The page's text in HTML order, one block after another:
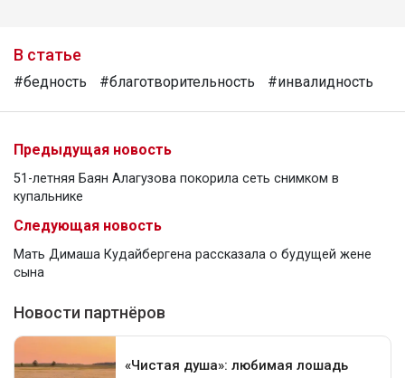
В статье
#бедность #благотворительность #инвалидность
Предыдущая новость
51-летняя Баян Алагузова покорила сеть снимком в
купальнике
Следующая новость
Мать Димаша Кудайбергена рассказала о будущей жене
сына